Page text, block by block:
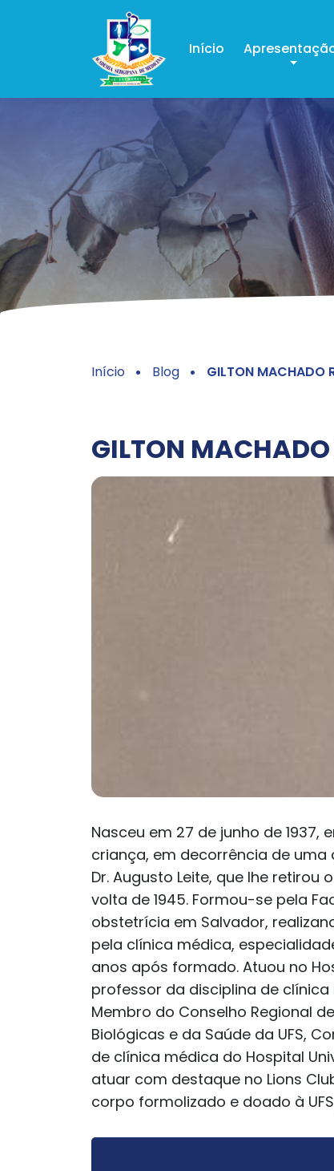
Início
Início Blog GILTON MACHADO
GILTON MACHADO
Nasceu em 27 de junho de 1937,
criança, em decorrência de
Dr. Augusto Leite, que lhe
volta de 1945. Formou-se pela
obstetrícia em Salvador,
pela clínica médica,
anos após formado. Atuou no
professor da disciplina de clínica
Membro do Conselho Regional
Biológicas e da Saúde da UFS,
de clínica médica do Hospital
atuar com destaque no Lions
corpo formolizado e doado à